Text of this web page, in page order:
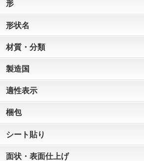
形
形状名
材質・分類
製造国
適性表示
梱包
シート貼り
面状・表面仕上げ